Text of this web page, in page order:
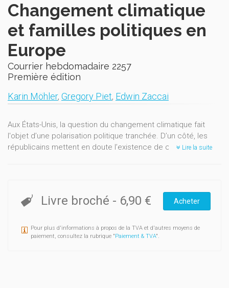
Changement climatique
et familles politiques en
Europe
Courrier hebdomadaire 2257
Première édition
Karin Möhler, Gregory Piet, Edwin Zaccai
Aux États-Unis, la question du changement climatique fait
l'objet d’une polarisation politique tranchée. D’un côté, les
républicains mettent en doute l’existence de ce phénomène
climatique, l’estiment inquiétant et considèrent qu’il doit être
combattu par des actions politiques.
sens strict représente une position très minoritaire parmi les
Lire la suite
Livre broché - 6,90 € Acheter
Pour plus d'informations à propos de la TVA et d'autres moyens de
paiement, consultez la rubrique "Paiement & TVA".